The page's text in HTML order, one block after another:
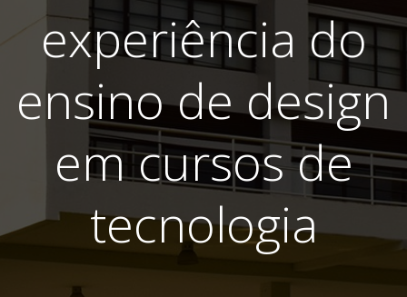
experiência do
ensino de design
em cursos de
tecnologia